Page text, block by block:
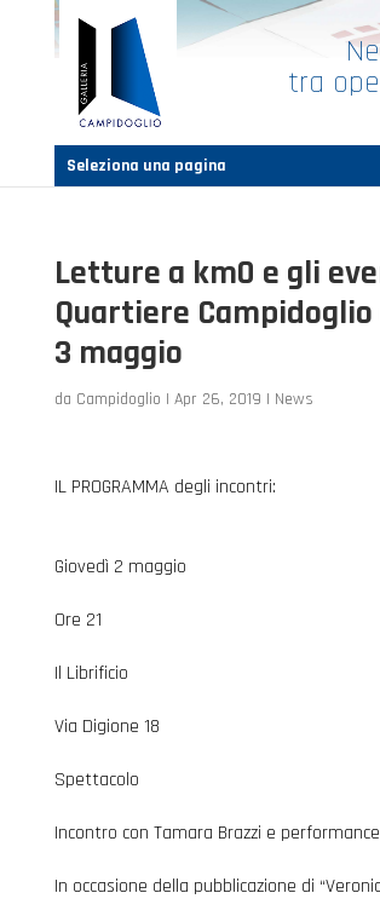
tra
Seleziona una pagina
Letture a km0 e gli
Quartiere Campidoglio
3 maggio
da Campidoglio | Apr 26, 2019 | News
IL PROGRAMMA degli incontri:
Giovedì 2 maggio
Ore 21
Il Librificio
Via Digione 18
Spettacolo
Incontro con Tamara Brazzi e
In occasione della pubblicazione di